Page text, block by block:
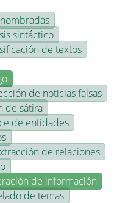
sintáctico
de textos
de noticias falsas
de sátira
de entidades
de relaciones
de información
de temas